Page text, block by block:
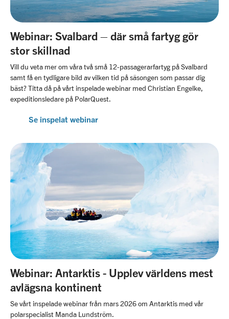
Webinar: ​Svalbard – där små fartyg gör
stor skillnad
Vill du veta mer om våra två små 12-passagerarfartyg på Svalbard
samt få en tydligare bild av vilken tid på säsongen som passar dig
bäst? Titta då på vårt inspelade webinar med Christian Engelke,
expeditionsledare på PolarQuest.
Se inspelat webinar
Webinar: Antarktis - Upplev världens mest
avlägsna kontinent
Se vårt inspelade webinar från mars 2026 om Antarktis med vår
polarspecialist Manda Lundström.